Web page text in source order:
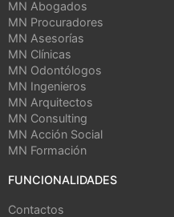
MN Abogados
MN Procuradores
MN Asesorías
MN Clínicas
MN Odontólogos
MN Ingenieros
MN Arquitectos
MN Consulting
MN Acción Social
MN Formación
FUNCIONALIDADES
Contactos